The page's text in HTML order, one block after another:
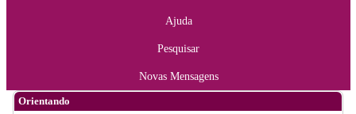
Ajuda
Pesquisar
Novas Mensagens
Orientando